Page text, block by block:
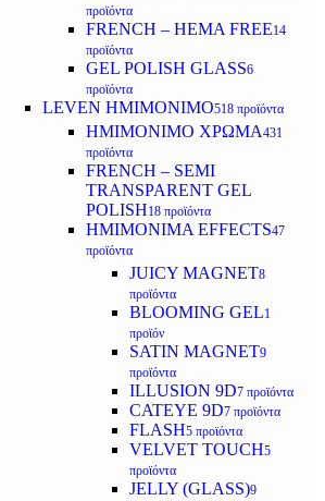
προϊόντα
FRENCH – HEMA FREE14
προϊόντα
GEL POLISH GLASS6
προϊόντα
LEVEN ΗΜΙΜΟΝΙΜΟ518 προϊόντα
ΗΜΙΜΟΝΙΜΟ ΧΡΩΜΑ431
προϊόντα
FRENCH – SEMI
TRANSPARENT GEL
POLISH18 προϊόντα
HMIMONIMA EFFECTS47
προϊόντα
JUICY MAGNET8
προϊόντα
BLOOMING GEL1
προϊόν
SATIN MAGNET9
προϊόντα
ILLUSION 9D7 προϊόντα
CATEYE 9D7 προϊόντα
FLASH5 προϊόντα
VELVET TOUCH5
προϊόντα
JELLY (GLASS)9